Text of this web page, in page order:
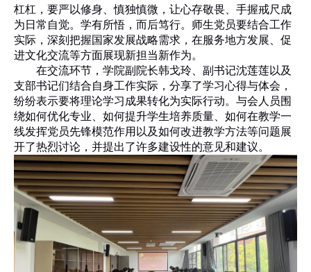
杠杠，要严以修身、慎独慎微，让心存敬畏、手握戒尺成
为日常自觉。学有所悟，而后笃行。师生党员要结合工作
实际，深刻把握国家发展战略需求，在服务地方发展、促
进文化交流等方面展现新担当新作为。
在交流环节，学院副院长韩戈玲、副书记沈莲莲以及
支部书记们结合自身工作实际，分享了学习心得与体会，
纷纷表示要将理论学习成果转化为实际行动。与会人员围
绕如何优化专业、如何提升学生培养质量、如何在教学一
线发挥党员先锋模范作用以及如何改进教学方法等问题展
开了热烈讨论，并提出了许多建设性的意见和建议。